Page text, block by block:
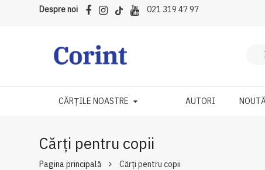
Despre noi 021 319 47 97
CĂRȚILE NOASTRE AUTORI
Cărți pentru copii
Pagina principală Cărți pentru copii